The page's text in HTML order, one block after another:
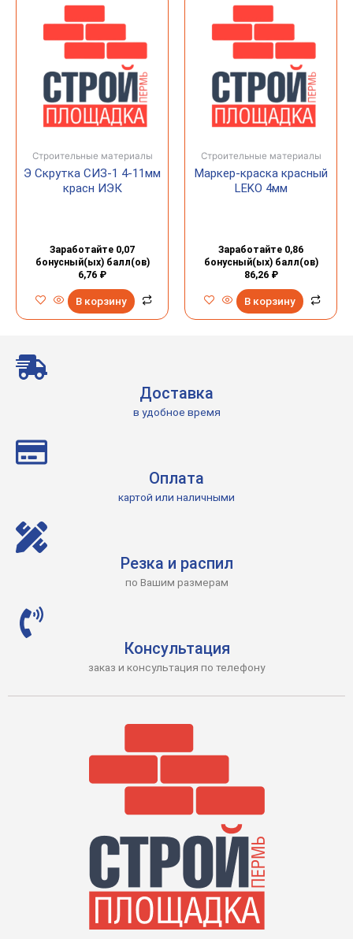
Строительные материалы
Э Скрутка СИЗ-1 4-11мм
красн ИЭК
Заработайте 0,07
бонусный(ых) балл(ов)
6,76 ₽
В корзину
Строительные материалы
Маркер-краска красный
LEKO 4мм
Заработайте 0,86
бонусный(ых) балл(ов)
86,26 ₽
В корзину
Доставка
в удобное время
Оплата
картой или наличными
Резка и распил
по Вашим размерам
Консультация
заказ и консультация по телефону